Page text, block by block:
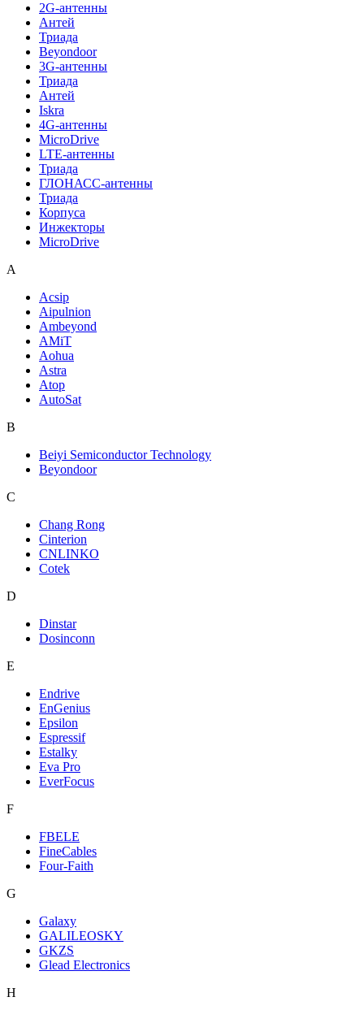
2G-антенны
Антей
Триада
Beyondoor
3G-антенны
Триада
Антей
Iskra
4G-антенны
MicroDrive
LTE-антенны
Триада
ГЛОНАСС-антенны
Триада
Корпуса
Инжекторы
MicroDrive
A
Acsip
Aipulnion
Ambeyond
AMiT
Aohua
Astra
Atop
AutoSat
B
Beiyi Semiconductor Technology
Beyondoor
C
Chang Rong
Cinterion
CNLINKO
Cotek
D
Dinstar
Dosinconn
E
Endrive
EnGenius
Epsilon
Espressif
Estalky
Eva Pro
EverFocus
F
FBELE
FineCables
Four-Faith
G
Galaxy
GALILEOSKY
GKZS
Glead Electronics
H